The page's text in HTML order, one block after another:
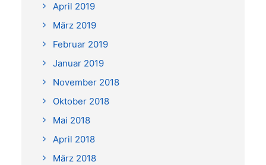
April 2019
März 2019
Februar 2019
Januar 2019
November 2018
Oktober 2018
Mai 2018
April 2018
März 2018